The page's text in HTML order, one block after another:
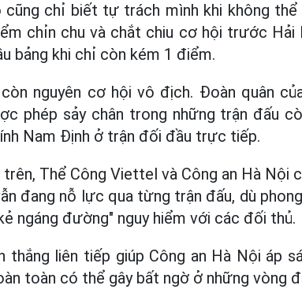
cũng chỉ biết tự trách mình khi không thể
chỉn chu và chắt chiu cơ hội trước Hải
bảng khi chỉ còn kém 1 điểm.
nguyên cơ hội vô địch. Đoàn quân
phép sảy chân trong những trận đấu
Nam Định ở trận đối đầu trực tiếp.
Thể Công Viettel và Công an Hà Nội
đang nỗ lực qua từng trận đấu, dù
ngáng đường" nguy hiểm với các đối thủ.
thắng liên tiếp giúp Công an Hà Nội áp
toàn có thể gây bất ngờ ở những vòng